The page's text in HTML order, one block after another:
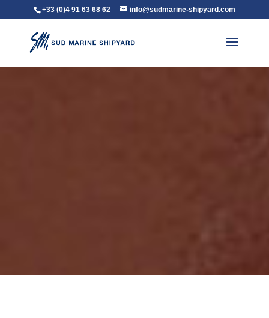
+33 (0)4 91 63 68 62 info@sudmarine-shipyard.com